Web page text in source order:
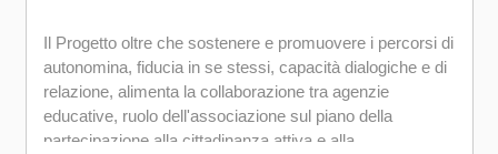
Il Progetto oltre che sostenere e promuovere i percorsi di
autonomina, fiducia in se stessi, capacità dialogiche e di
relazione, alimenta la collaborazione tra agenzie
educative, ruolo dell'associazione sul piano della
partecipazione alla cittadinanza attiva e alla